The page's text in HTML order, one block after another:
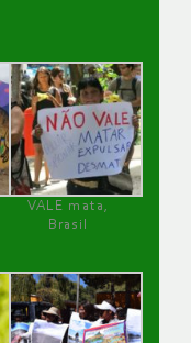
VALE mata,
Brasil